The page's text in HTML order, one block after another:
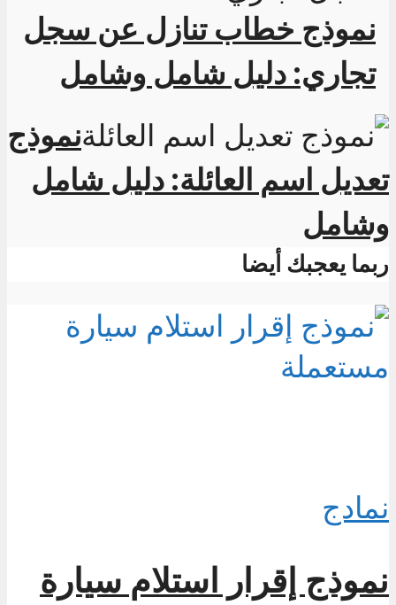
نموذج خطاب تنازل عن سجل
تجاري: دليل شامل وشامل
نموذج
تعديل اسم العائلة: دليل شامل
وشامل
ربما يعجبك أيضا
نمادج
نموذج إقرار استلام سيارة